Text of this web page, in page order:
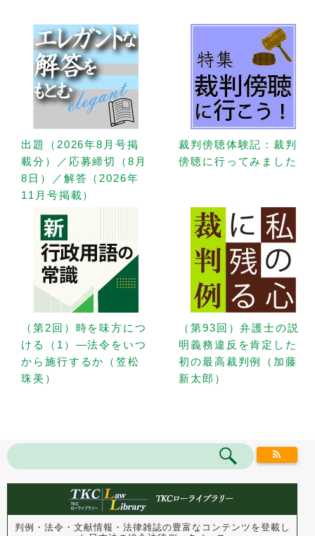
出題（2026年8月号掲
載分）／応募締切（8月
8日）／解答（2026年
11月号掲載）
裁判傍聴体験記：裁判
傍聴に行ってみました
（第2回）時を味方につ
ける（1）—法令をいつ
から施行するか（笠松
珠美）
（第93回）弁護士の説
明義務違反を肯定した
初の最高裁判例（加藤
新太郎）
判例・法令・文献情報・法律雑誌の豊富なコンテンツを登載し